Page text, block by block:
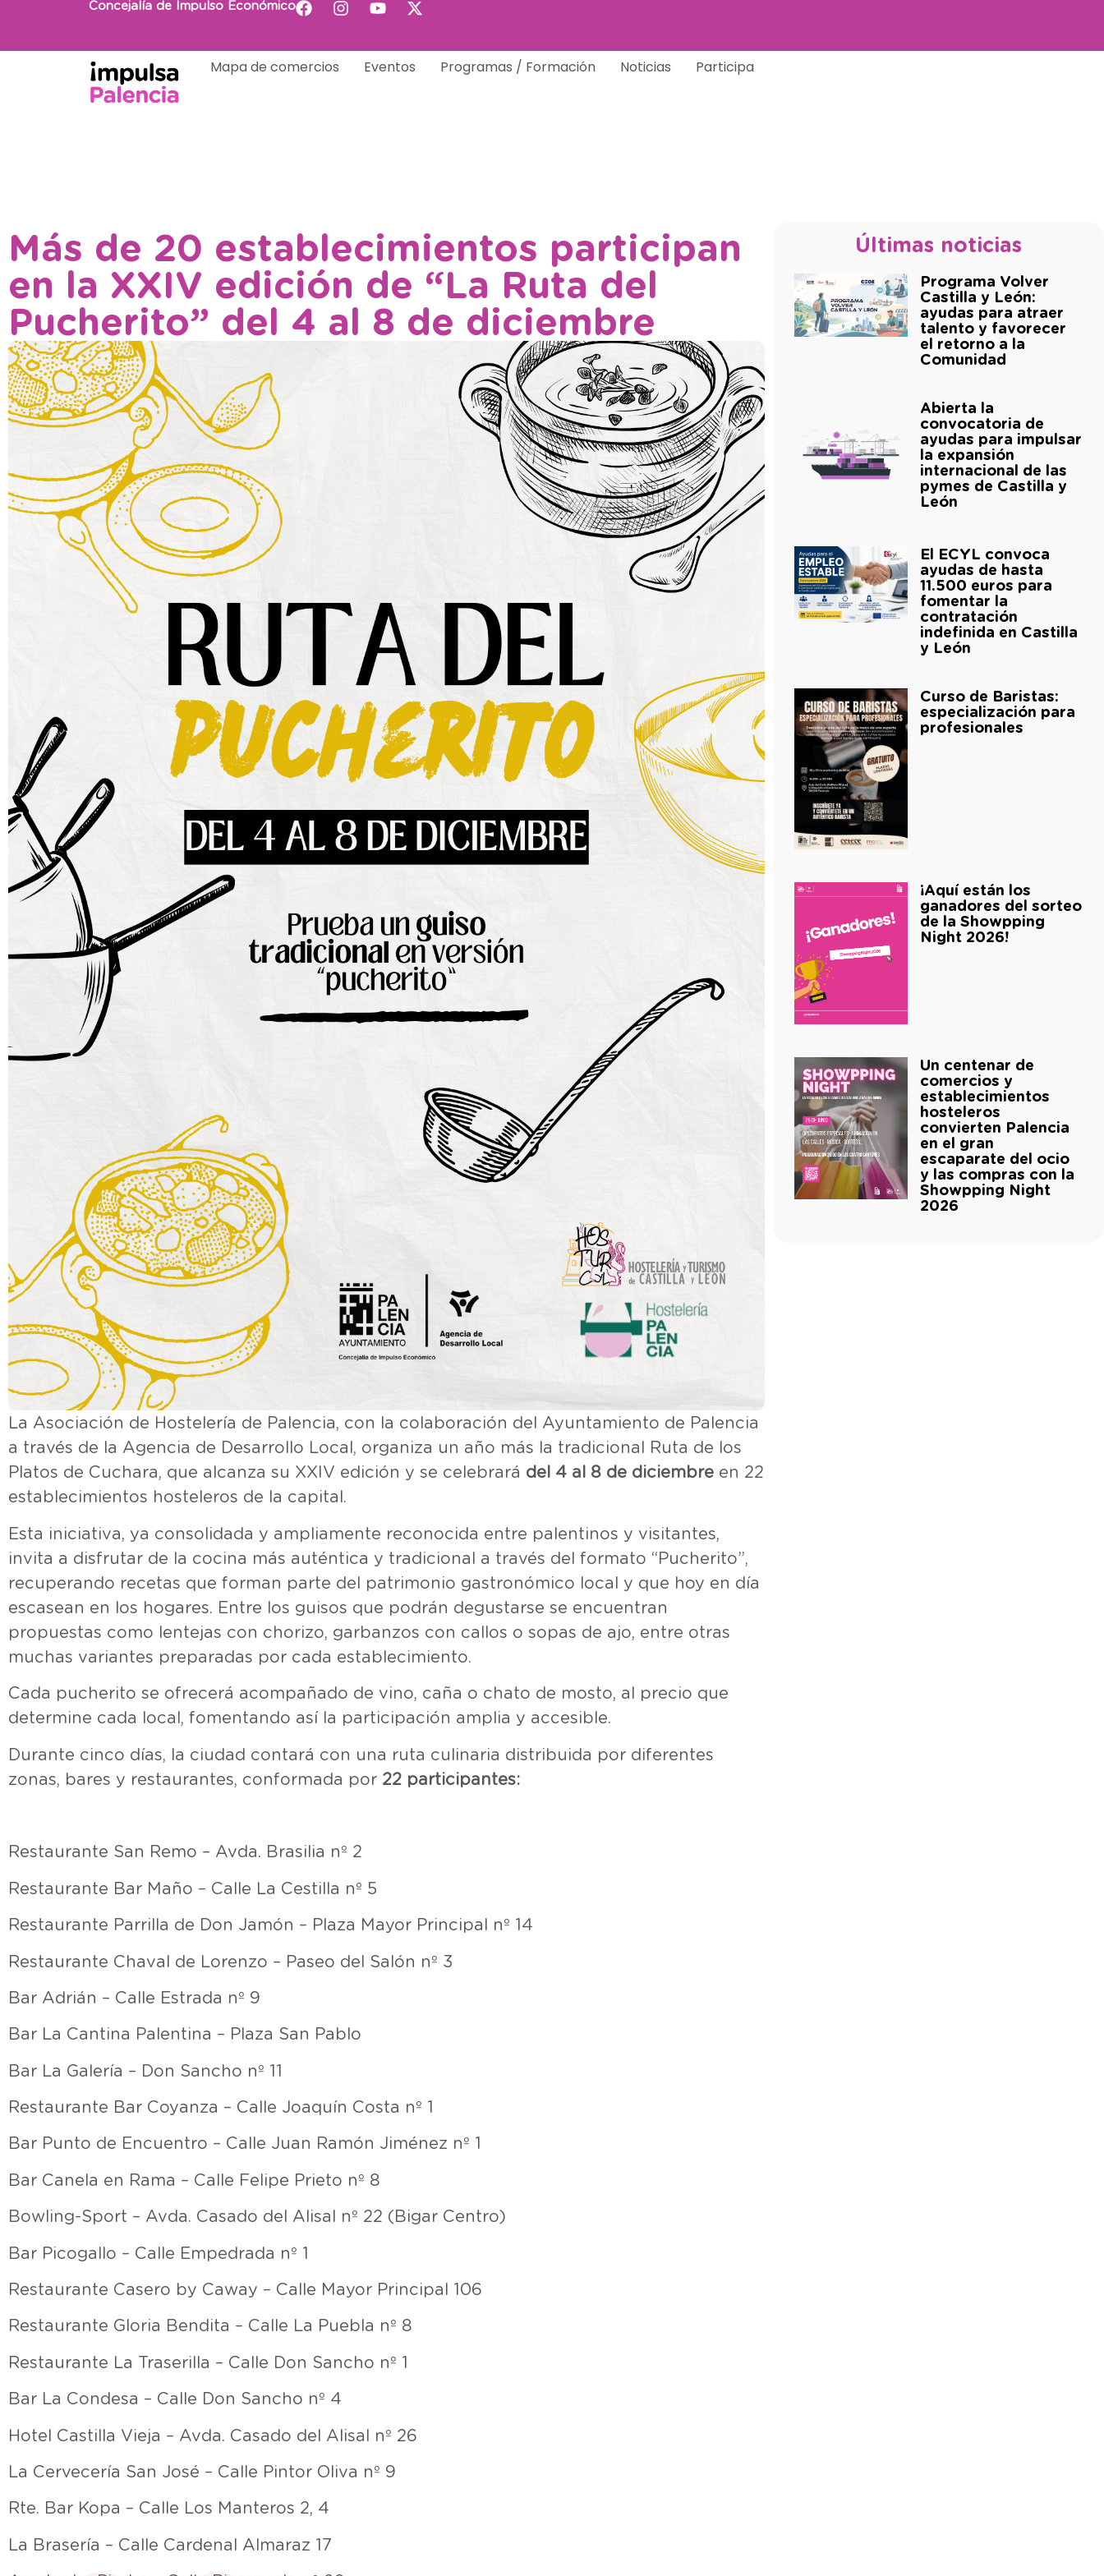
Concejalía de Impulso Económico
Mapa de comercios Eventos Programas / Formación Noticias Participa
Más de 20 establecimientos participan
en la XXIV edición de “La Ruta del
Pucherito” del 4 al 8 de diciembre
La Asociación de Hostelería de Palencia, con la colaboración del Ayuntamiento de Palencia
a través de la Agencia de Desarrollo Local, organiza un año más la tradicional Ruta de los
Platos de Cuchara, que alcanza su XXIV edición y se celebrará del 4 al 8 de diciembre en 22
establecimientos hosteleros de la capital.
Esta iniciativa, ya consolidada y ampliamente reconocida entre palentinos y visitantes,
invita a disfrutar de la cocina más auténtica y tradicional a través del formato “Pucherito”,
recuperando recetas que forman parte del patrimonio gastronómico local y que hoy en día
escasean en los hogares. Entre los guisos que podrán degustarse se encuentran
propuestas como lentejas con chorizo, garbanzos con callos o sopas de ajo, entre otras
muchas variantes preparadas por cada establecimiento.
Cada pucherito se ofrecerá acompañado de vino, caña o chato de mosto, al precio que
determine cada local, fomentando así la participación amplia y accesible.
Durante cinco días, la ciudad contará con una ruta culinaria distribuida por diferentes
zonas, bares y restaurantes, conformada por 22 participantes:
Restaurante San Remo – Avda. Brasilia nº 2
Restaurante Bar Maño – Calle La Cestilla nº 5
Restaurante Parrilla de Don Jamón – Plaza Mayor Principal nº 14
Restaurante Chaval de Lorenzo – Paseo del Salón nº 3
Bar Adrián – Calle Estrada nº 9
Bar La Cantina Palentina – Plaza San Pablo
Bar La Galería – Don Sancho nº 11
Restaurante Bar Coyanza – Calle Joaquín Costa nº 1
Bar Punto de Encuentro – Calle Juan Ramón Jiménez nº 1
Bar Canela en Rama – Calle Felipe Prieto nº 8
Bowling-Sport – Avda. Casado del Alisal nº 22 (Bigar Centro)
Bar Picogallo – Calle Empedrada nº 1
Restaurante Casero by Caway – Calle Mayor Principal 106
Restaurante Gloria Bendita – Calle La Puebla nº 8
Restaurante La Traserilla – Calle Don Sancho nº 1
Bar La Condesa – Calle Don Sancho nº 4
Hotel Castilla Vieja – Avda. Casado del Alisal nº 26
La Cervecería San José – Calle Pintor Oliva nº 9
Rte. Bar Kopa – Calle Los Manteros 2, 4
La Brasería – Calle Cardenal Almaraz 17
Últimas noticias
Programa Volver
Castilla y León:
ayudas para atraer
talento y favorecer
el retorno a la
Comunidad
Abierta la
convocatoria de
ayudas para impulsar
la expansión
internacional de las
pymes de Castilla y
León
El ECYL convoca
ayudas de hasta
11.500 euros para
fomentar la
contratación
indefinida en Castilla
y León
Curso de Baristas:
especialización para
profesionales
¡Aquí están los
ganadores del sorteo
de la Showpping
Night 2026!
Un centenar de
comercios y
establecimientos
hosteleros
convierten Palencia
en el gran
escaparate del ocio
y las compras con la
Showpping Night
2026